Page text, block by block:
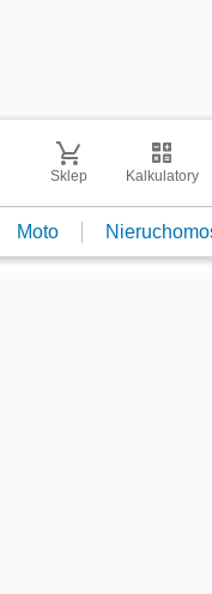
Sklep Kalkulatory
Moto